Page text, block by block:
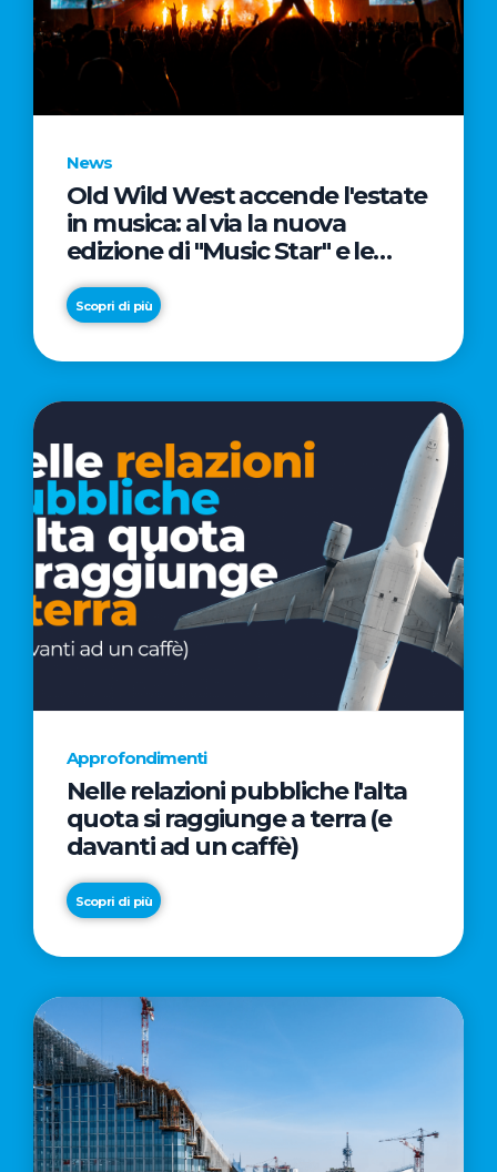
News
Old Wild West accende l'estate
in musica: al via la nuova
edizione di "Music Star" e le
prestigiose partnership con
Radio Italia e Live Nation
Scopri di più
Approfondimenti
Nelle relazioni pubbliche l'alta
quota si raggiunge a terra (e
davanti ad un caffè)
Scopri di più